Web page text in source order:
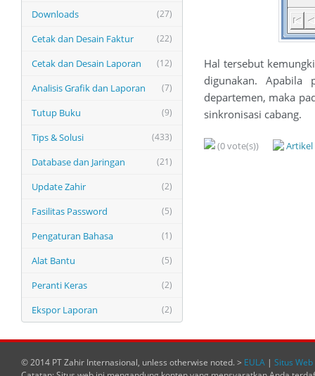
(27)
Downloads
(22)
Cetak dan Desain Faktur
(12)
Cetak dan Desain Laporan
(7)
Analisis Grafik dan Laporan
(9)
Tutup Buku
(433)
Tips & Solusi
(21)
Database dan Jaringan
(2)
Update Zahir
(5)
Fasilitas Password
(1)
Pengaturan Bahasa
(5)
Alat Bantu
(2)
Peranti Keras
(2)
Ekspor Laporan
Hal tersebut
digunakan.
departemen, maka
sinkronisasi cabang.
(0 vote(s))
© 2014 PT Zahir Internasional, unless otherwise noted. > EULA | Situs